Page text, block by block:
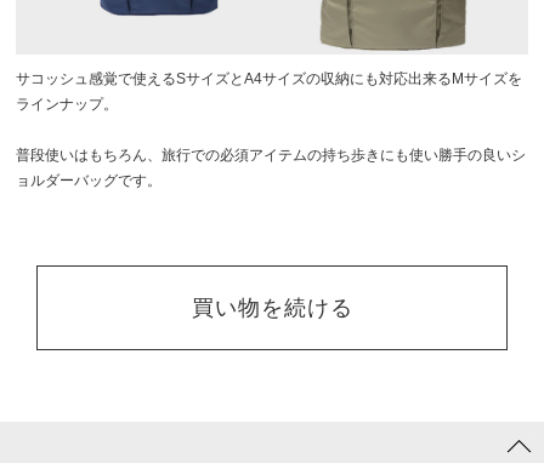
サコッシュ感覚で使えるSサイズとA4サイズの収納にも対応出来るMサイズを
ラインナップ。
普段使いはもちろん、旅行での必須アイテムの持ち歩きにも使い勝手の良いシ
ョルダーバッグです。
買い物を続ける